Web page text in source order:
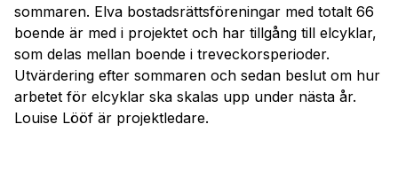
sommaren. Elva bostadsrättsföreningar med totalt 66
boende är med i projektet och har tillgång till elcyklar,
som delas mellan boende i treveckorsperioder.
Utvärdering efter sommaren och sedan beslut om hur
arbetet för elcyklar ska skalas upp under nästa år.
Louise Lööf är projektledare.